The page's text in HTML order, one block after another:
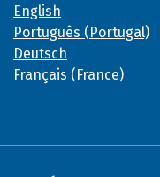
English
Português (Portugal)
Deutsch
Français (France)